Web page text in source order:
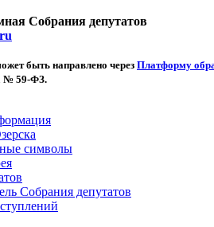
Собрания депутатов
быть направлено через Платформу
№ 59-ФЗ.
символы
Собрания депутатов